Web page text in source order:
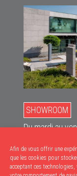
Afin de vous offrir une
que les cookies pour
acceptant ces
SHOWROOM
Du mardi au
Le samedi : de